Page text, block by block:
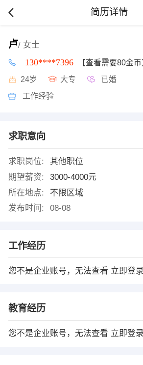
简历详情
卢/ 女士
130****7396 【查看需要80金币
24岁 大专 已婚
工作经验
求职意向
求职岗位:
其他职位
期望薪资:
3000-4000元
所在地点:
不限区域
发布时间:
08-08
工作经历
您不是企业账号，无法查看 立即登录
教育经历
您不是企业账号，无法查看 立即登录